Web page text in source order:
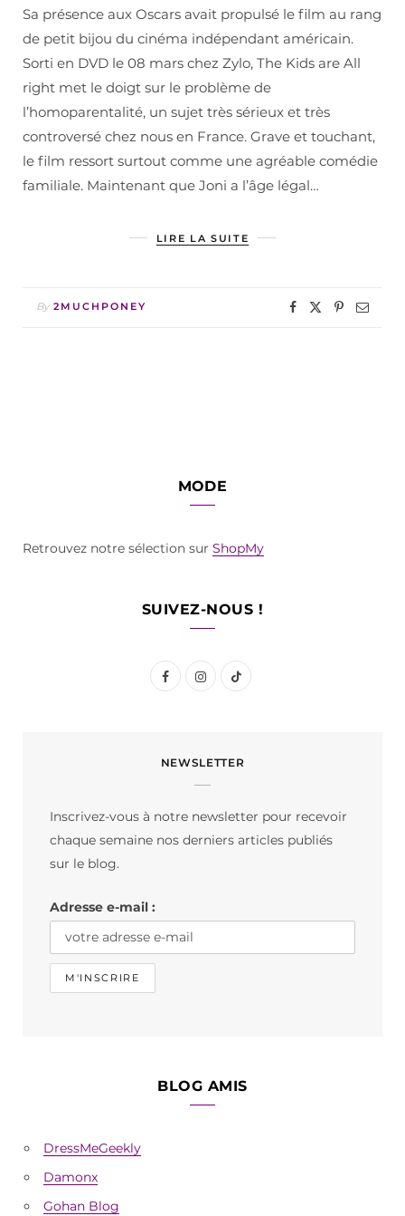
Sa présence aux Oscars avait propulsé le film au rang
de petit bijou du cinéma indépendant américain.
Sorti en DVD le 08 mars chez Zylo, The Kids are All
right met le doigt sur le problème de
l’homoparentalité, un sujet très sérieux et très
controversé chez nous en France. Grave et touchant,
le film ressort surtout comme une agréable comédie
familiale. Maintenant que Joni a l’âge légal…
LIRE LA SUITE
By 2MUCHPONEY
MODE
Retrouvez notre sélection sur ShopMy
SUIVEZ-NOUS !
F
e
I
t
m
T
T
NEWSLETTER
Inscrivez-vous à notre newsletter pour recevoir
chaque semaine nos derniers articles publiés
sur le blog.
Adresse e-mail :
BLOG AMIS
DressMeGeekly
Damonx
Gohan Blog